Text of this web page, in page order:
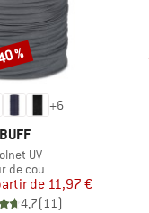
+6
MARQUE
BUFF
UV
group
de cou
Prix
Prix réduit
de 11,97 €
4,7(11)
%